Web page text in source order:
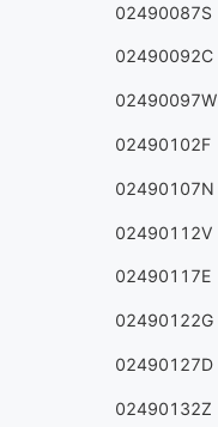
02490087S
02490092C
02490097W
02490102F
02490107N
02490112V
02490117E
02490122G
02490127D
02490132Z